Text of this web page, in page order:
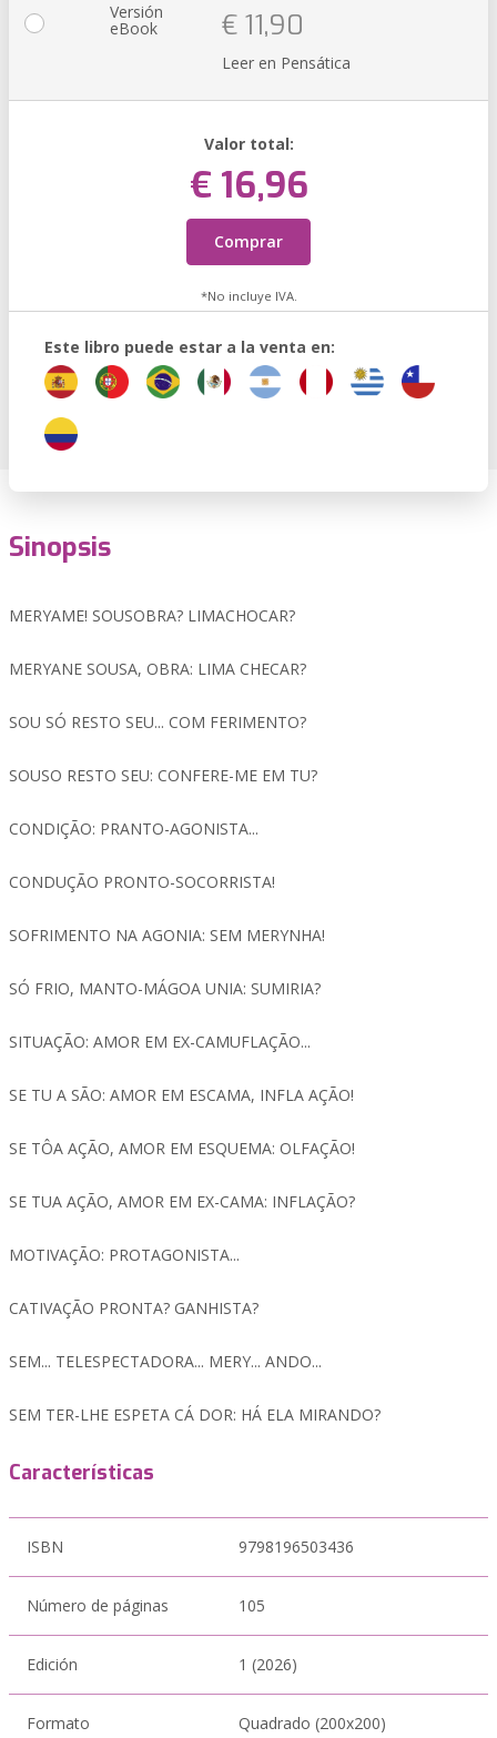
Versión
eBook € 11,90
Leer en Pensática
Valor total:
€ 16,96
Comprar
*No incluye IVA.
Este libro puede estar a la venta en:
Sinopsis
MERYAME! SOUSOBRA? LIMACHOCAR?
MERYANE SOUSA, OBRA: LIMA CHECAR?
SOU SÓ RESTO SEU... COM FERIMENTO?
SOUSO RESTO SEU: CONFERE-ME EM TU?
CONDIÇÃO: PRANTO-AGONISTA...
CONDUÇÃO PRONTO-SOCORRISTA!
SOFRIMENTO NA AGONIA: SEM MERYNHA!
SÓ FRIO, MANTO-MÁGOA UNIA: SUMIRIA?
SITUAÇÃO: AMOR EM EX-CAMUFLAÇÃO...
SE TU A SÃO: AMOR EM ESCAMA, INFLA AÇÃO!
SE TÔA AÇÃO, AMOR EM ESQUEMA: OLFAÇÃO!
SE TUA AÇÃO, AMOR EM EX-CAMA: INFLAÇÃO?
MOTIVAÇÃO: PROTAGONISTA...
CATIVAÇÃO PRONTA? GANHISTA?
SEM... TELESPECTADORA... MERY... ANDO...
SEM TER-LHE ESPETA CÁ DOR: HÁ ELA MIRANDO?
Características
ISBN 9798196503436
Número de páginas 105
Edición 1 (2026)
Formato Quadrado (200x200)